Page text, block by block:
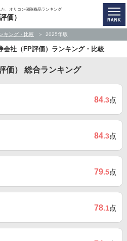
、オリコン保険商品ランキング
価）
キング・比較 2025年版
会社（FP評価）ランキング・比較
価） 総合ランキング
84.3点
84.3点
79.5点
78.1点